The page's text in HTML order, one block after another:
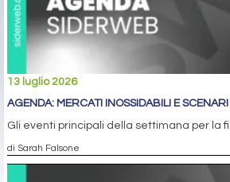
13 luglio 2026
AGENDA: MERCATI INOSSIDABILI E
Gli eventi principali della settimana per la
di Sarah Falsone